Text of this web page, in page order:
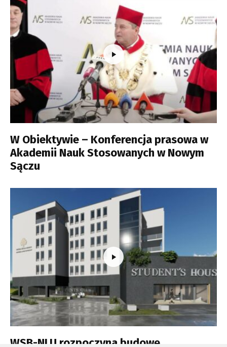
W Obiektywie – Konferencja prasowa w
Akademii Nauk Stosowanych w Nowym
Sączu
WSB-NLU rozpoczyna budowę